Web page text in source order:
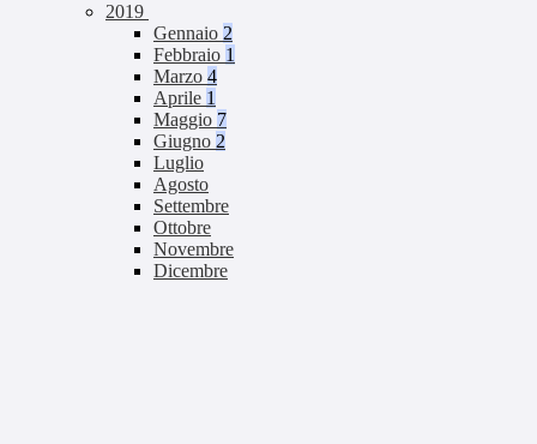
2019
Gennaio 2
Febbraio 1
Marzo 4
Aprile 1
Maggio 7
Giugno 2
Luglio
Agosto
Settembre
Ottobre
Novembre
Dicembre